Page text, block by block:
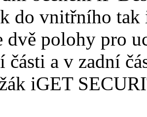
do vnitřního
dvě polohy pro
části a v zadní
iGET